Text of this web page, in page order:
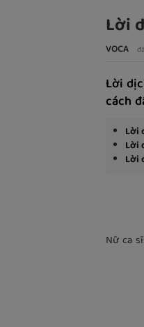
Lời
VOCA
Lời
cách
Lời
Lời
Lời
Nữ ca sĩ: